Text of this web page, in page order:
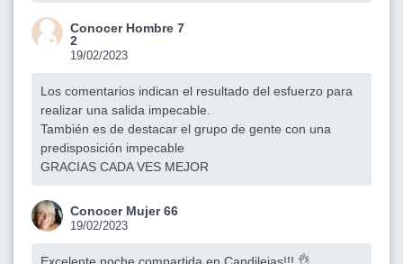
Conocer Hombre 7
2
19/02/2023
Los comentarios indican el resultado del esfuerzo para
realizar una salida impecable.
También es de destacar el grupo de gente con una
predisposición impecable
GRACIAS CADA VES MEJOR
Conocer Mujer 66
19/02/2023
Excelente noche compartida en Candilejas!!! 👌